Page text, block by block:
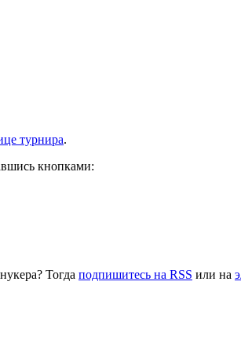
турнира.
кнопками:
Тогда подпишитесь на RSS или на